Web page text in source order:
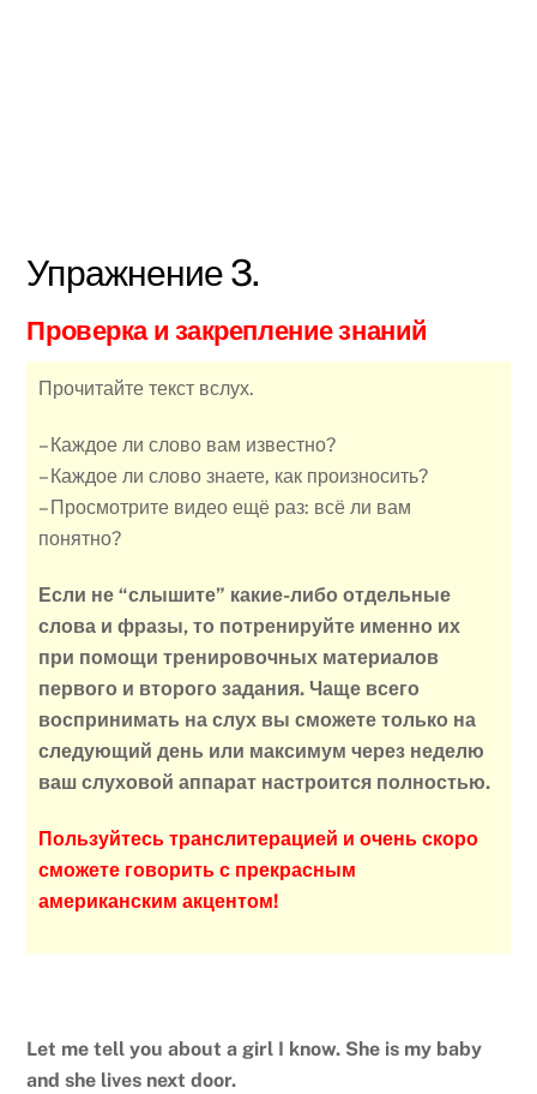
Упражнение 3.
Проверка и закрепление знаний
Прочитайте текст вслух.
– Каждое ли слово вам известно?
– Каждое ли слово знаете, как произносить?
– Просмотрите видео ещё раз: всё ли вам
понятно?
Если не “слышите” какие-либо отдельные
слова и фразы, то потренируйте именно их
при помощи тренировочных материалов
первого и второго задания. Чаще всего
воспринимать на слух вы сможете только на
следующий день или максимум через неделю
ваш слуховой аппарат настроится полностью.
Пользуйтесь транслитерацией и очень скоро
сможете говорить с прекрасным
американским акцентом!
Let me tell you about a girl I know. She is my baby
and she lives next door.